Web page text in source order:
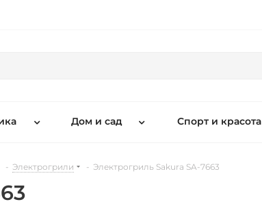
Дом и сад Спорт и красота
- Электрогрили - Электрогриль Sakura SA-7663